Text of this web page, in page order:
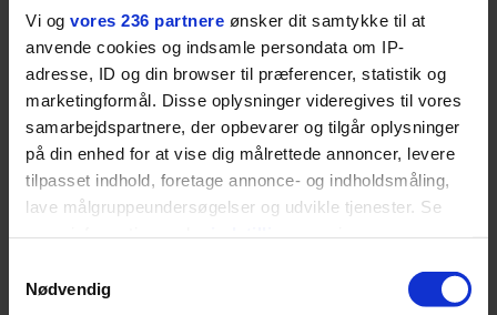
Vi og vores 236 partnere ønsker dit samtykke til at
anvende cookies og indsamle persondata om IP-
adresse, ID og din browser til præferencer, statistik og
marketingformål. Disse oplysninger videregives til vores
samarbejdspartnere, der opbevarer og tilgår oplysninger
på din enhed for at vise dig målrettede annoncer, levere
tilpasset indhold, foretage annonce- og indholdsmåling,
lave målgruppeundersøgelser og udvikle tjenester. Se
tilbage eller ændre indstillinger fra vores
Nødvendig
LIVSSTIL
Dua Lipa har
ganske forudsigelig
NYHEDSBREV
Skriv dig op til
krydsfeltet mellem tennis, performance og moderne
livsstil.